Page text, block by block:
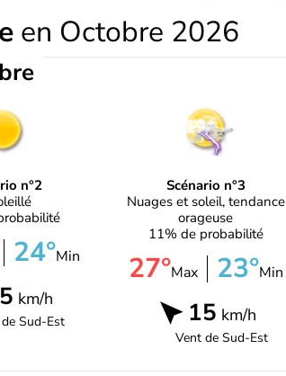
en Octobre 2026
n°2
24°Min
km/h
deSud-Est
Scénario n°3
Nuages et soleil, tendance
orageuse
11% de probabilité
27°Max 23°Min
15 km/h
Vent deSud-Est